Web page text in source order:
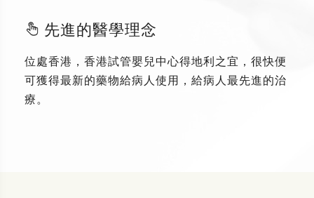
先進的醫學理念
位處香港，香港試管嬰兒中心得地利之宜，很快便
可獲得最新的藥物給病人使用，給病人最先進的治
療。